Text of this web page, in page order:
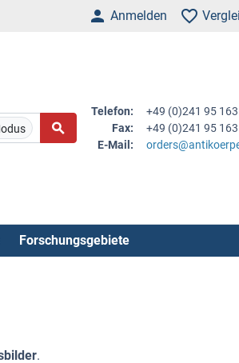
Anmelden
Telefon:
+49 (0)241 95
Fax:
+49 (0)241 95
E-Mail:
Forschungsgebiete
.